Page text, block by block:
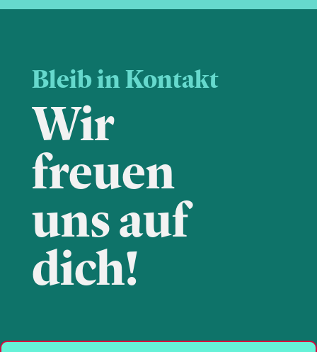
Bleib in Kontakt
Wir
freuen
uns auf
dich!